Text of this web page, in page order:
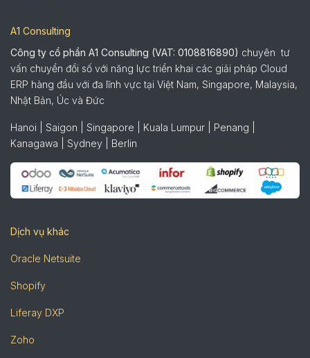
A1 Consulting
Công ty cổ phần A1 Consulting (VAT: 0108816890) chuyên tư
vấn chuyển đổi số với năng lực triển khai các giải pháp Cloud
ERP hàng đầu với đa lĩnh vực tại Việt Nam, Singapore, Malaysia,
Nhật Bản, Úc và Đức
Hanoi | Saigon | Singapore | Kuala Lumpur | Penang |
Kanagawa | Sydney | Berlin
Dịch vụ khác
Oracle Netsuite
Shopify
Liferay DXP
Zoho